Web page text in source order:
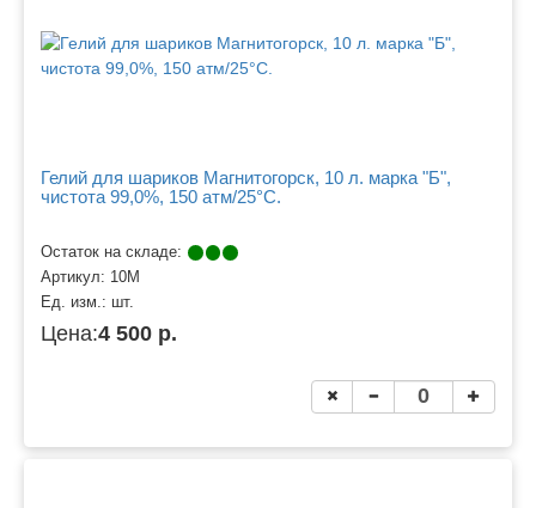
Гелий для шариков Магнитогорск, 10 л. марка "Б",
чистота 99,0%, 150 атм/25°C.
Остаток на складе:
Артикул: 10М
Ед. изм.: шт.
Цена:4 500 р.